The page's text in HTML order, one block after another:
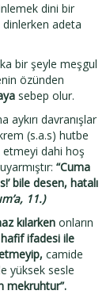
dini bir
dinlerken adeta
bir şeyle meşgul
özünden
sebep olur.
davranışlar
(s.a.s) hutbe
etmeyi dahi hoş
“Cuma
bile desen, hatalı
11.)
kılarken onların
ifadesi ile
camide
yüksek sesle
mekruhtur”.